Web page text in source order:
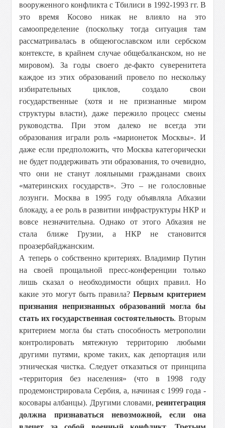
вооруженного конфликта с Тбилиси в 1992-1993 гг. В
это время Косово никак не влияло на это
самоопределение (поскольку тогда ситуация там
рассматривалась в общеюгославском или сербском
контексте, в крайнем случае общебалканском, но не
мировом). За годы своего де-факто суверенитета
каждое из этих образований провело по нескольку
избирательных циклов, создало свои
государственные (хотя и не признанные миром
структуры власти), даже пережило процесс смены
руководства. При этом далеко не всегда эти
образования играли роль «марионеток Москвы». И
даже если предположить, что Москва категорически
не будет поддерживать эти образования, то очевидно,
что они не станут лояльными гражданами своих
«материнских государств». Это – не голословные
лозунги. Москва в 1995 году объявляла Абхазии
блокаду, а ее роль в развитии инфраструктуры НКР и
вовсе незначительна. Однако от этого Абхазия не
стала ближе Грузии, а НКР не становится
проазербайджанским.
А теперь о собственно критериях. Владимир Путин
на своей прощальной пресс-конференции только
лишь сказал о необходимости общих правил. Но
какие это могут быть правила? Первым критерием
признания непризнанных образований могла бы
стать их государственная состоятельность. Вторым
критерием могла бы стать способность метрополии
контролировать мятежную территорию любыми
другими путями, кроме таких, как депортация или
этническая чистка. Следует отказаться от принципа
«территория без населения» (что в 1998 году
продемонстрировала Сербия, а, начиная с 1999 года -
косовары албанцы). Другими словами, реинтеграция
должна признаваться невозможной, если она